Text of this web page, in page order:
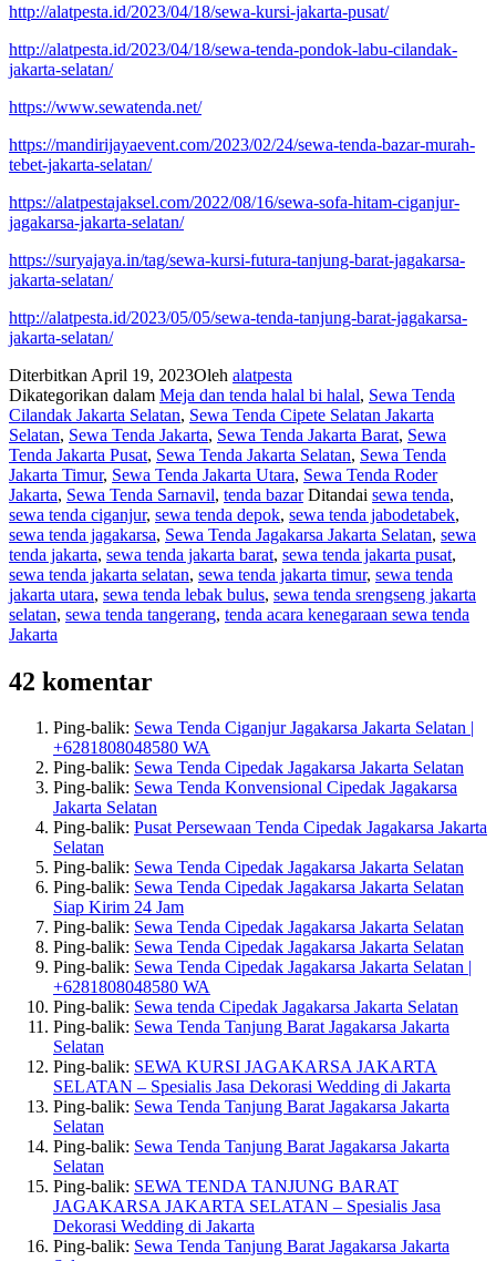
http://alatpesta.id/2023/04/18/sewa-kursi-jakarta-pusat/
http://alatpesta.id/2023/04/18/sewa-tenda-pondok-labu-cilandak-
jakarta-selatan/
https://www.sewatenda.net/
https://mandirijayaevent.com/2023/02/24/sewa-tenda-bazar-murah-
tebet-jakarta-selatan/
https://alatpestajaksel.com/2022/08/16/sewa-sofa-hitam-ciganjur-
jagakarsa-jakarta-selatan/
https://suryajaya.in/tag/sewa-kursi-futura-tanjung-barat-jagakarsa-
jakarta-selatan/
http://alatpesta.id/2023/05/05/sewa-tenda-tanjung-barat-jagakarsa-
jakarta-selatan/
Diterbitkan April 19, 2023Oleh alatpesta
Dikategorikan dalam Meja dan tenda halal bi halal, Sewa Tenda
Cilandak Jakarta Selatan, Sewa Tenda Cipete Selatan Jakarta
Selatan, Sewa Tenda Jakarta, Sewa Tenda Jakarta Barat, Sewa
Tenda Jakarta Pusat, Sewa Tenda Jakarta Selatan, Sewa Tenda
Jakarta Timur, Sewa Tenda Jakarta Utara, Sewa Tenda Roder
Jakarta, Sewa Tenda Sarnavil, tenda bazar Ditandai sewa tenda,
sewa tenda ciganjur, sewa tenda depok, sewa tenda jabodetabek,
sewa tenda jagakarsa, Sewa Tenda Jagakarsa Jakarta Selatan, sewa
tenda jakarta, sewa tenda jakarta barat, sewa tenda jakarta pusat,
sewa tenda jakarta selatan, sewa tenda jakarta timur, sewa tenda
jakarta utara, sewa tenda lebak bulus, sewa tenda srengseng jakarta
selatan, sewa tenda tangerang, tenda acara kenegaraan sewa tenda
Jakarta
42 komentar
Ping-balik: Sewa Tenda Ciganjur Jagakarsa Jakarta Selatan |
+6281808048580 WA
Ping-balik: Sewa Tenda Cipedak Jagakarsa Jakarta Selatan
Ping-balik: Sewa Tenda Konvensional Cipedak Jagakarsa
Jakarta Selatan
Ping-balik: Pusat Persewaan Tenda Cipedak Jagakarsa Jakarta
Selatan
Ping-balik: Sewa Tenda Cipedak Jagakarsa Jakarta Selatan
Ping-balik: Sewa Tenda Cipedak Jagakarsa Jakarta Selatan
Siap Kirim 24 Jam
Ping-balik: Sewa Tenda Cipedak Jagakarsa Jakarta Selatan
Ping-balik: Sewa Tenda Cipedak Jagakarsa Jakarta Selatan
Ping-balik: Sewa Tenda Cipedak Jagakarsa Jakarta Selatan |
+6281808048580 WA
Ping-balik: Sewa tenda Cipedak Jagakarsa Jakarta Selatan
Ping-balik: Sewa Tenda Tanjung Barat Jagakarsa Jakarta
Selatan
Ping-balik: SEWA KURSI JAGAKARSA JAKARTA
SELATAN – Spesialis Jasa Dekorasi Wedding di Jakarta
Ping-balik: Sewa Tenda Tanjung Barat Jagakarsa Jakarta
Selatan
Ping-balik: Sewa Tenda Tanjung Barat Jagakarsa Jakarta
Selatan
Ping-balik: SEWA TENDA TANJUNG BARAT
JAGAKARSA JAKARTA SELATAN – Spesialis Jasa
Dekorasi Wedding di Jakarta
Ping-balik: Sewa Tenda Tanjung Barat Jagakarsa Jakarta